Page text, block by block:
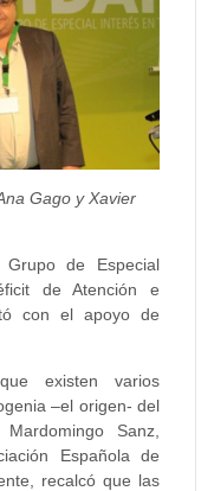
Gago y Xavier
de Especial
de Atención e
con el apoyo de
existen varios
–el origen- del
Sanz,
Española de
recalcó que las